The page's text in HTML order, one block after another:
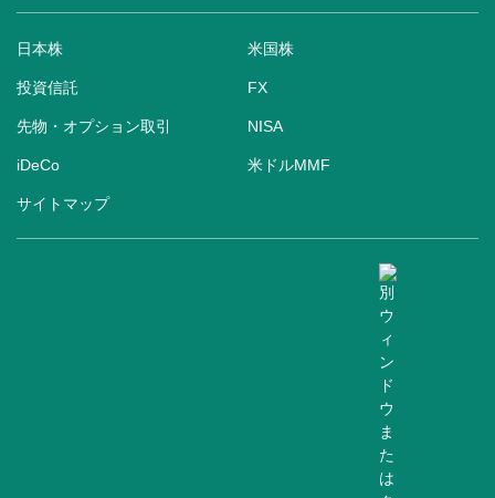
日本株 米国株
投資信託 FX
先物・オプション取引 NISA
iDeCo 米ドルMMF
サイトマップ